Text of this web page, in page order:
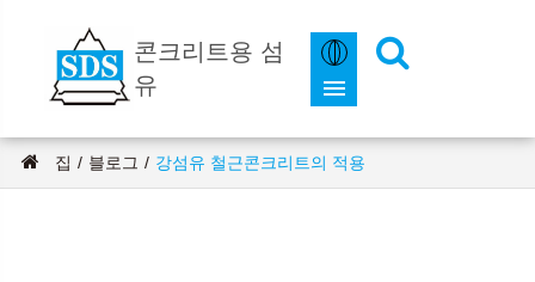
콘크리트용 섬
유
집 블로그 강섬유 철근콘크리트의 적용